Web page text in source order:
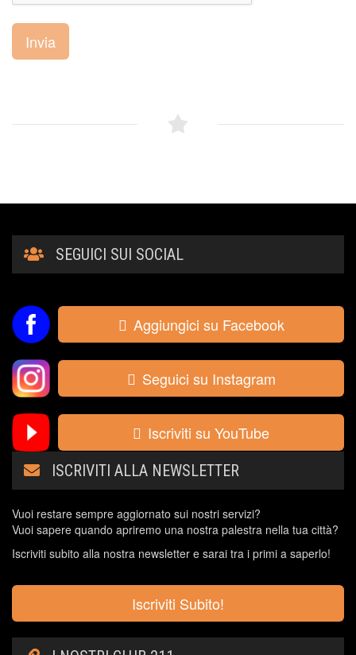
Invia
SEGUICI SUI SOCIAL
Aggiungici su Facebook
Seguici su Instagram
Iscriviti su YouTube
ISCRIVITI ALLA NEWSLETTER
Vuoi restare sempre aggiornato sui nostri servizi?
Vuoi sapere quando apriremo una nostra palestra nella tua città?
Iscriviti subito alla nostra newsletter e sarai tra i primi a saperlo!
Iscriviti Subito!